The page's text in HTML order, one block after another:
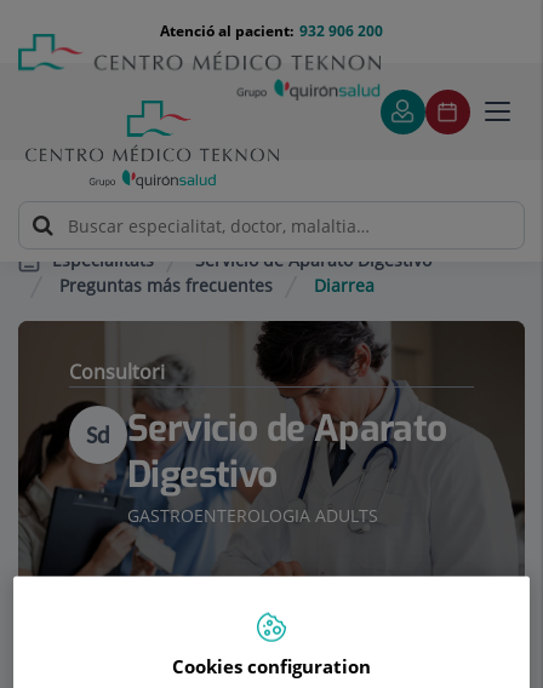
contingut
Menú
teléfono
cabecera
932 906 200
Atenció al pacient:
Especialitats
Servicio de Aparato Digestivo
Preguntas más frecuentes
Diarrea
Consultori
Sd
Servicio de Aparato
Digestivo
GASTROENTEROLOGIA ADULTS
Demanar Cita
Cookies configuration